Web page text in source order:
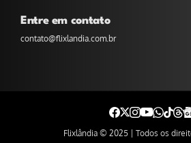
Entre em contato
contato@flixlandia.com.br
Flixlândia © 2025 | Todos os